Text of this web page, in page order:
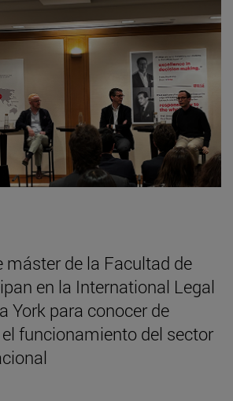
máster de la Facultad de
en la International Legal
York para conocer de
funcionamiento del sector